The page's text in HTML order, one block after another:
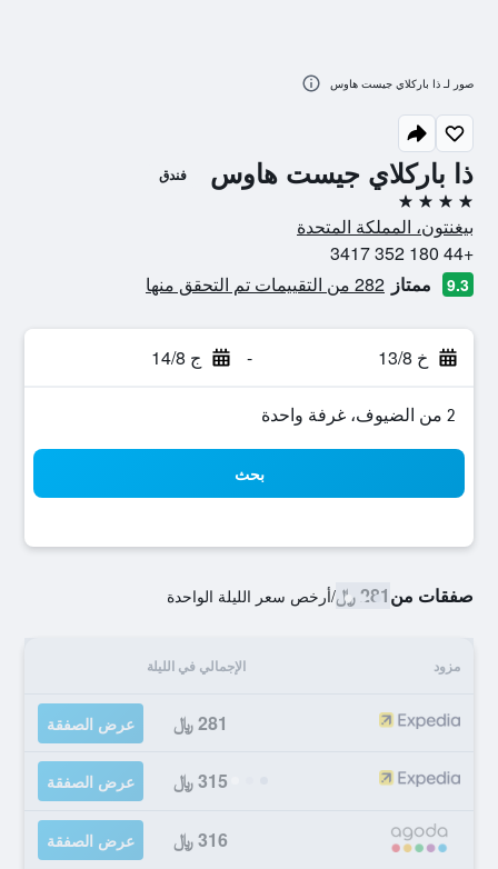
ذا باركلاي جيست هاوس فندق
4 نجوم
بيغنتون، المملكة المتحدة
+44 180 352 3417
9.3 ممتاز 282 من التقييمات تم التحقق منها
خ 13/8 - ج 14/8
2 من الضيوف، غرفة واحدة
بحث
صفقات من281 ﷼ /أرخص سعر الليلة الواحدة
مزود الإجمالي في الليلة
281 ﷼ عرض الصفقة
315 ﷼ عرض الصفقة
316 ﷼ عرض الصفقة
صور لـ ذا باركلاي جيست هاوس